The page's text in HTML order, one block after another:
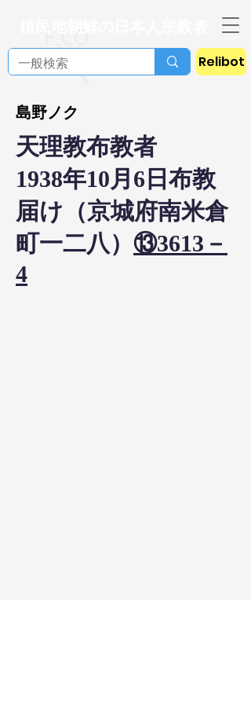
Relibot
島野ノク
天理教布教者
1938年10月6日布教
届け（京城府南米倉
町一二八） ⑬3613－
4